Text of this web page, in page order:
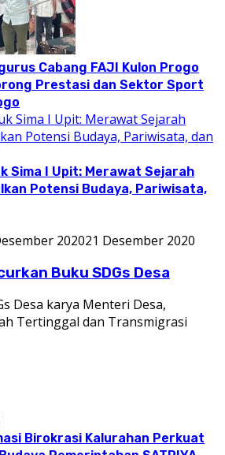
Cabang FAJI Kulon Progo
Prestasi dan Sektor Sport
Sima I Upit: Merawat Sejarah
Potensi Budaya, Pariwisata,
202021 Desember 2020
Buku SDGs Desa
Desa karya Menteri Desa,
Tertinggal dan Transmigrasi
Birokrasi Kalurahan Perkuat